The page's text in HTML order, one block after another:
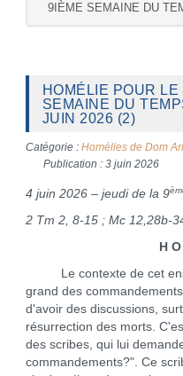
9IÈME SEMAINE DU
HOMÉLIE POUR
SEMAINE DU
JUIN 2026 (2)
Catégorie : Homélies de Dom
Publication : 3 juin 2026
4 juin 2026 – jeudi de la 9
2 Tm 2, 8-15 ; Mc 12,28b-
H
Le contexte de cet
grand des
d'avoir des discussions,
résurrection des morts.
des scribes, qui lui
commandements?". Ce